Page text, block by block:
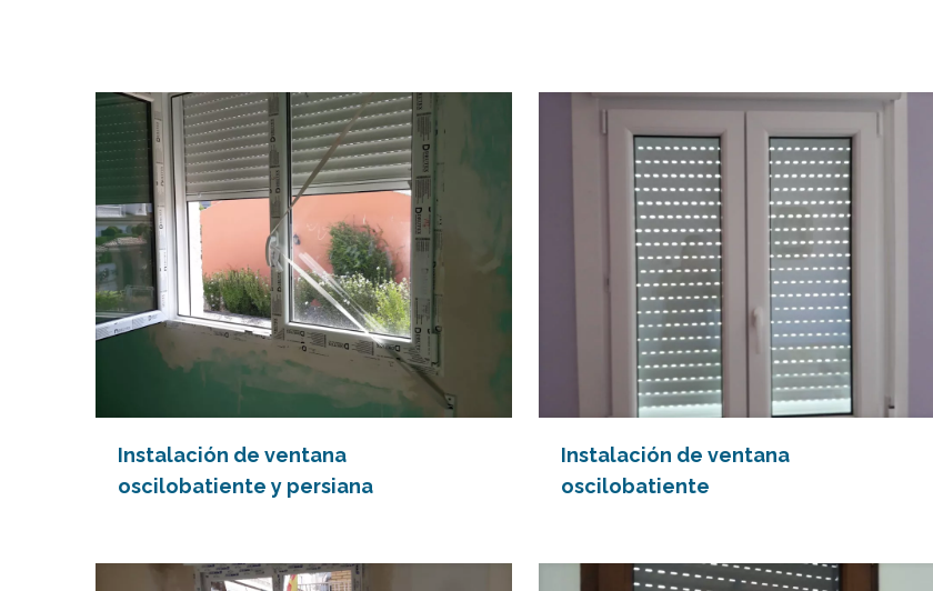
Instalación de ventana
oscilobatiente y persiana
Instalación de ventana
oscilobatiente